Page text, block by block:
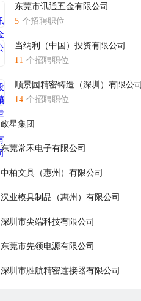
东莞市讯通五金有限公司
5 个招聘职位
当纳利（中国）投资有限公司
11 个招聘职位
顺景园精密铸造（深圳）有限公司
14 个招聘职位
政星集团
东莞常禾电子有限公司
中柏文具（惠州）有限公司
汉业模具制品（惠州）有限公司
深圳市尖端科技有限公司
东莞市先领电源有限公司
深圳市胜航精密连接器有限公司